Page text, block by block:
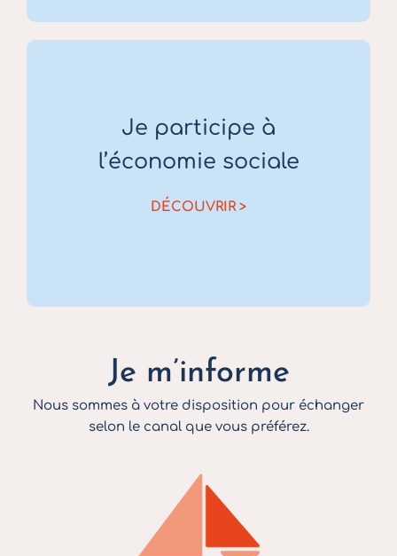
Je participe à
l’économie sociale
DÉCOUVRIR >
Je m’informe
Nous sommes à votre disposition pour échanger
selon le canal que vous préférez.